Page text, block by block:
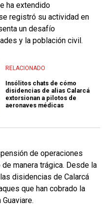
ha extendido
registró su actividad en
un desafío
y la población civil.
RELACIONADO
Insólitos chats de cómo
disidencias de alias Calarcá
extorsionan a pilotos de
aeronaves médicas
de operaciones
manera trágica. Desde la
disidencias de Calarcá
que han cobrado la